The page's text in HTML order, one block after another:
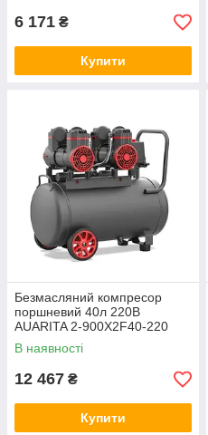
6 171 ₴
Купити
Безмасляний компресор
поршневий 40л 220В
AUARITA 2-900X2F40-220
В наявності
12 467 ₴
Купити